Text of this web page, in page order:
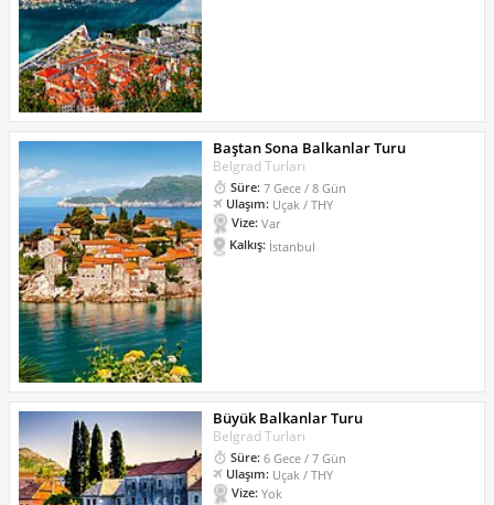
Baştan Sona Balkanlar Turu
Belgrad Turları
Süre: 7 Gece / 8 Gün
Ulaşım: Uçak / THY
Vize: Var
Kalkış: İstanbul
Büyük Balkanlar Turu
Belgrad Turları
Süre: 6 Gece / 7 Gün
Ulaşım: Uçak / THY
Vize: Yok